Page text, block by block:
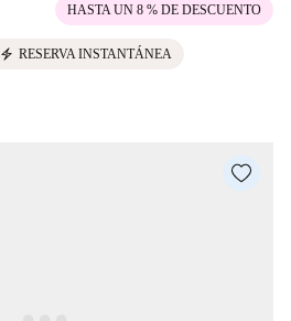
HASTA UN 8 % DE DESCUENTO
electric_bolt RESERVA INSTANTÁNEA